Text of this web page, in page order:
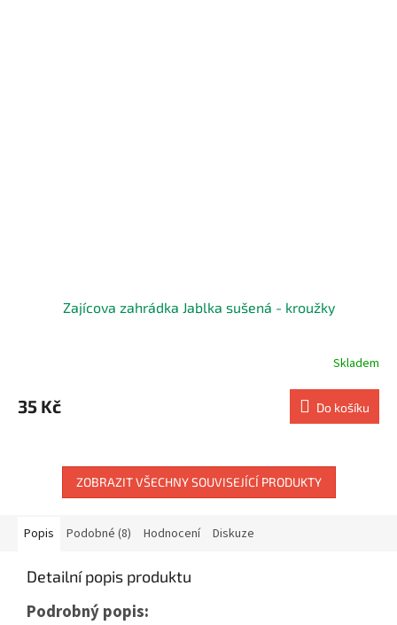
Zajícova zahrádka Jablka sušená - kroužky
Skladem
35 Kč Do košíku
ZOBRAZIT VŠECHNY SOUVISEJÍCÍ PRODUKTY
Popis Podobné (8) Hodnocení Diskuze
Detailní popis produktu
Podrobný popis: